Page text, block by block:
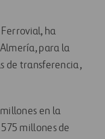
ha
para la
de transferencia,
en la
millones de